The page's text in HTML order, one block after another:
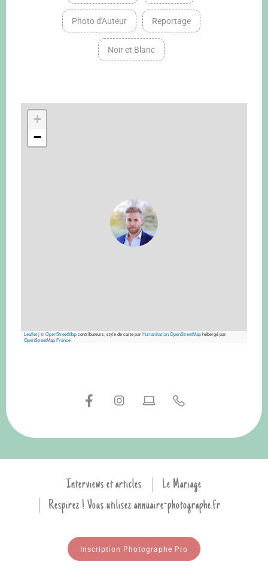
Photo d'Auteur Reportage
Noir et Blanc
+
−
Leaflet|©OpenStreetMapcontributeurs, style de carte parHumanitarian OpenStreetMaphébergé par
OpenStreetMap France
Interviews et articles
Le Mariage
Respirez ! Vous utilisez annuaire-photographe.fr
Inscription Photographe Pro